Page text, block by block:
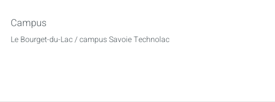
Campus
Le Bourget-du-Lac / campus Savoie Technolac